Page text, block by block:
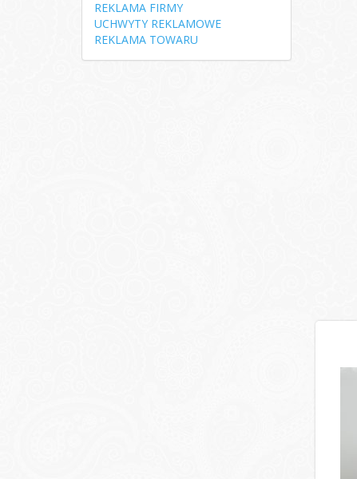
REKLAMA FIRMY
UCHWYTY REKLAMOWE
REKLAMA TOWARU